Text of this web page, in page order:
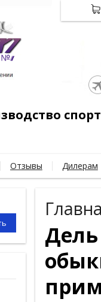
Отзывы Дилерам
Дель